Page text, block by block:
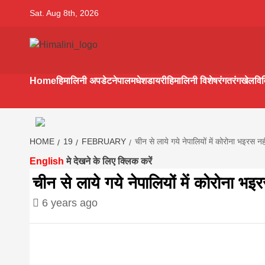
Sat. Aug 8th, 2026
hindi
||madhesh
first hindi
NEWS IN HINDI FROM NEPAL, BANK LOAN NEWS
Homeहिमालिनी अपडेटनेपालमधेशडायरीहिमालिनी विशेषरंगतरंगखेल
HOME 19 FEBRUARY चीन से लाये गये नेपालियों में कोरोना भइरस
English मे देखने के लिए क्लिक करें
चीन से लाये गये नेपालियों में कोरोना
6 years ago